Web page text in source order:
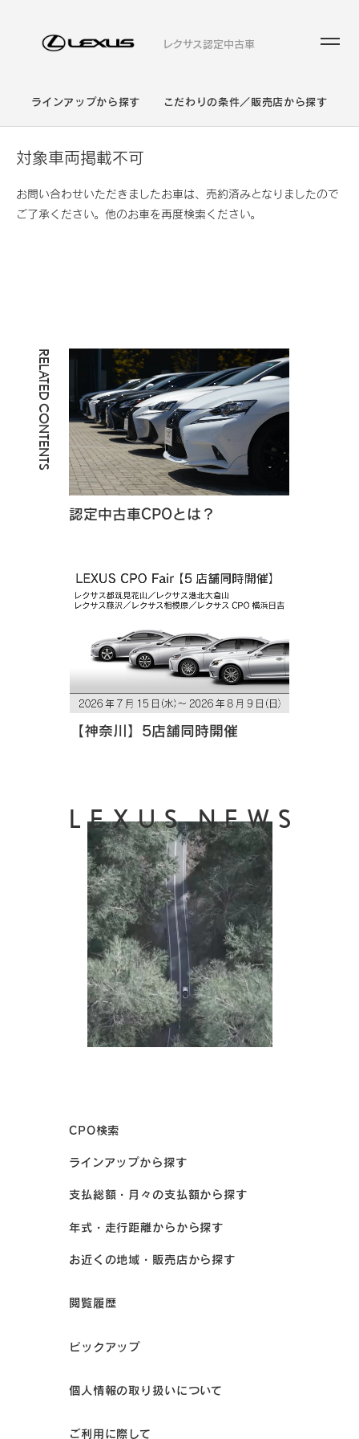
レクサス認定中古車
ラインアップから探す こだわりの条件／販売店から探す
対象車両掲載不可
お問い合わせいただきましたお車は、売約済みとなりましたので
ご了承ください。他のお車を再度検索ください。
RELATED CONTENTS
認定中古車CPOとは？
【神奈川】5店舗同時開催
LEXUS NEWS
CPO検索
ラインアップから探す
支払総額・月々の支払額から探す
年式・走行距離からから探す
お近くの地域・販売店から探す
閲覧履歴
ピックアップ
個人情報の取り扱いについて
ご利用に際して